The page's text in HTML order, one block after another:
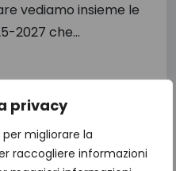
privacy
migliorare la
raccogliere informazioni
vediamo insieme le
2027 che...